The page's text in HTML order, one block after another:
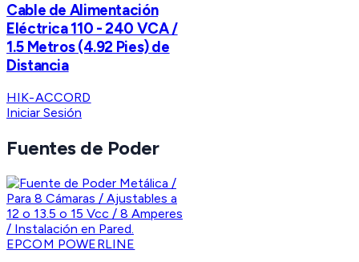
Cable de Alimentación
Eléctrica 110 - 240 VCA /
1.5 Metros (4.92 Pies) de
Distancia
HIK-ACCORD
Iniciar Sesión
Fuentes de Poder
EPCOM POWERLINE